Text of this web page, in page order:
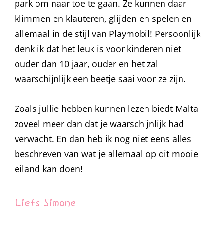
park om naar toe te gaan. Ze kunnen daar
klimmen en klauteren, glijden en spelen en
allemaal in de stijl van Playmobil! Persoonlijk
denk ik dat het leuk is voor kinderen niet
ouder dan 10 jaar, ouder en het zal
waarschijnlijk een beetje saai voor ze zijn.
Zoals jullie hebben kunnen lezen biedt Malta
zoveel meer dan dat je waarschijnlijk had
verwacht. En dan heb ik nog niet eens alles
beschreven van wat je allemaal op dit mooie
eiland kan doen!
Liefs Simone